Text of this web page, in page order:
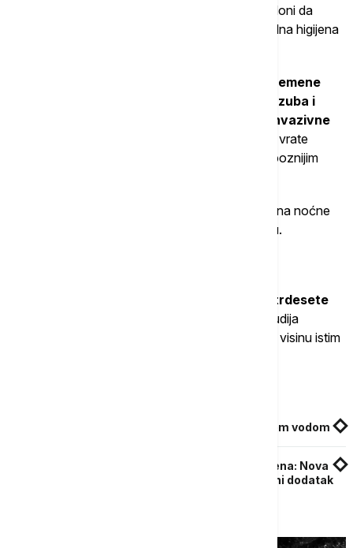
Važno je i to što s godinama postajete manje skloni da
primetite zaglavljenu hranu između zuba, pa oralna higijena
savremene
opcije poput providnih folija za ispravljanje zuba i
kompozitnih nadogradnji mnogo su manje invazivne
i mogu uspešno da vrate
funkcionalnost i pravilan raspored zuba čak i u poznijim
Za osobe koje škrguću zubima, dobro prilagođena noćne
folije predstavljaju jednostavnu i efikasnu zaštitu.
Većina ljudi počinje da gubi na visini oko četrdesete
. Međutim, Baltimorska longitudinalna studija
starenja pokazala je da muškarci i žene ne gube visinu istim
Ilić: Za zdravu starost ujutro tuširanje hladnom vodom
Da li vredi uzimati suplemente na bazi kolagena: Nova
naučna studija otkriva šta sve može popularni dodatak